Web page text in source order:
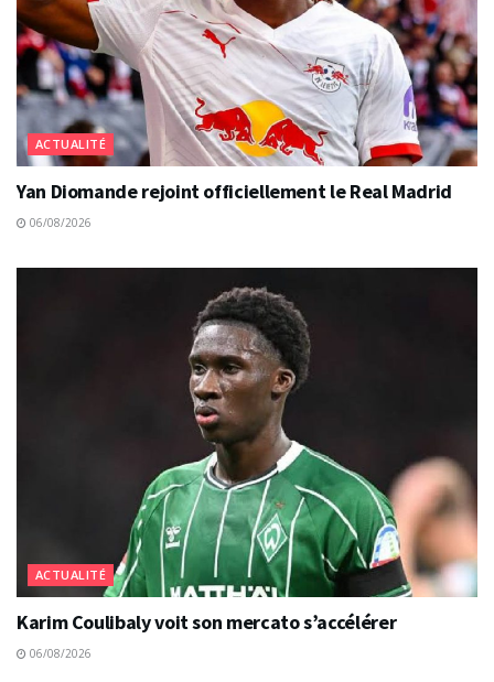
ACTUALITÉ
Yan Diomande rejoint officiellement le Real Madrid
06/08/2026
ACTUALITÉ
Karim Coulibaly voit son mercato s’accélérer
06/08/2026